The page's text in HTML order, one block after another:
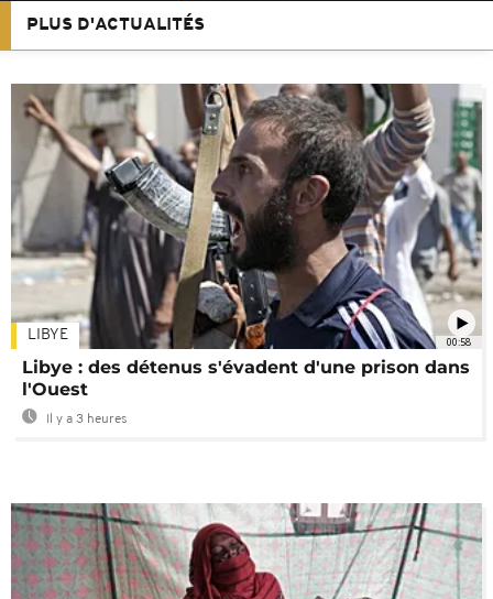
PLUS D'ACTUALITÉS
00:58
LIBYE
Libye : des détenus s'évadent d'une prison dans
l'Ouest
Il y a 3 heures